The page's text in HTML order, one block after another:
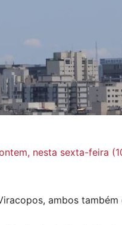
nesta sexta-feira
ambos também